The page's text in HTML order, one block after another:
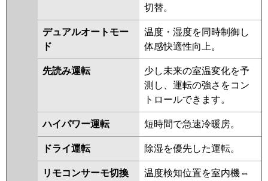
切替。
デュアルオートモー
ド
温度・湿度を同時制御し
体感快適性向上。
先読み運転
少し未来の室温変化を予
測し、運転の強さをコン
トロールできます。
ハイパワー運転 短時間で急速冷暖房。
ドライ運転 除湿を優先した運転。
リモコンサーモ切換
温度検知位置を室内機⇔